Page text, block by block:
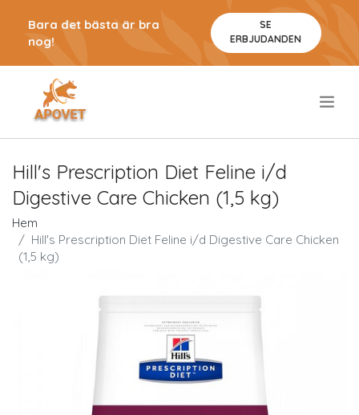
Bara det bästa är bra
nog!
SE
ERBJUDANDEN
Hill's Prescription Diet Feline i/d
Digestive Care Chicken (1,5 kg)
Hem
Hill's Prescription Diet Feline i/d Digestive Care Chicken
(1,5 kg)